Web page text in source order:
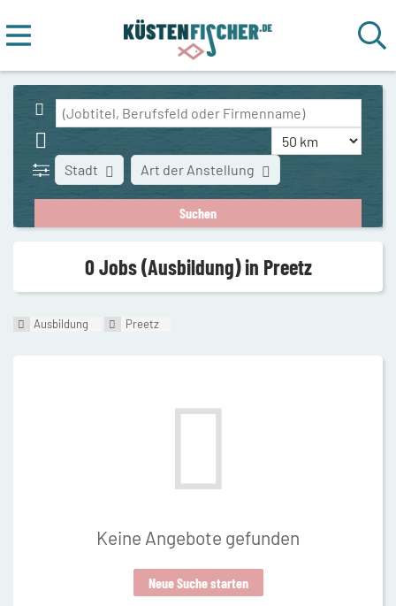
Stadt Art der Anstellung
0 Jobs (Ausbildung) in Preetz
Ausbildung Preetz
Keine Angebote gefunden
Neue Suche starten